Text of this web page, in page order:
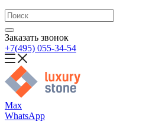
Заказать звонок
+7(495) 055-34-54
Max
WhatsApp